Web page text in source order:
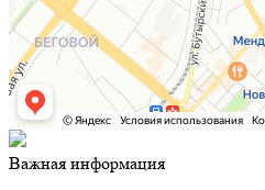
Важная информация